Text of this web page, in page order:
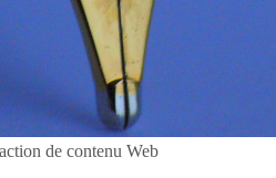
de contenu Web